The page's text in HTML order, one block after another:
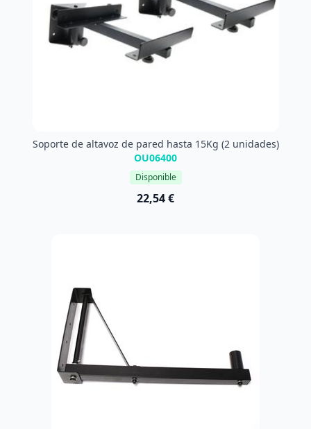
Soporte de altavoz de pared hasta 15Kg (2 unidades)
OU06400
Disponible
22,54 €